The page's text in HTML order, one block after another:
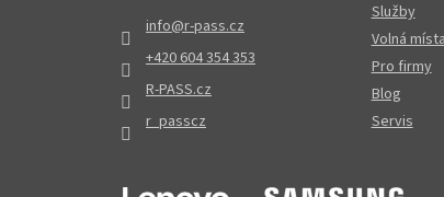
info@r-pass.cz
+420 604 354 353
R-PASS.cz
r_passcz
Služby
Volná
Pro firmy
Blog
Servis